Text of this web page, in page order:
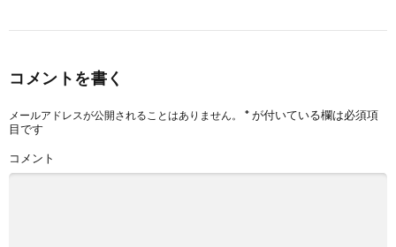
コメントを書く
メールアドレスが公開されることはありません。 *が付いている欄は必須項
目です
コメント